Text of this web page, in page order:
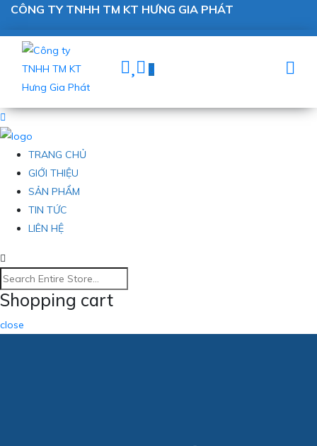
CÔNG TY TNHH TM KT HƯNG GIA PHÁT
0
TRANG CHỦ
GIỚI THIỆU
SẢN PHẨM
TIN TỨC
LIÊN HỆ
Shopping cart
close